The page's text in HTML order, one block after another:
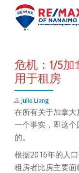
危机：1/5
用于租房
Julie Liang
在所有关于加拿
一个事实，即这
的。
根据2016年的人
租房者比房主要